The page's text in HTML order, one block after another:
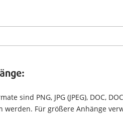
sind PNG, JPG (JPEG), DOC,
werden. Für größere Anhänge